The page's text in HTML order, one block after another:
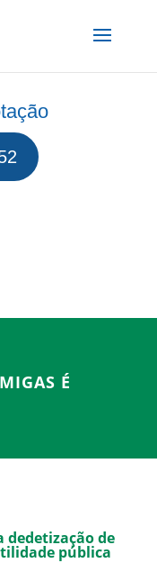
É
dedetização de
pública